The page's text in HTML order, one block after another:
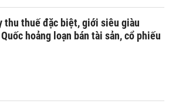
thu thuế đặc biệt, giới siêu giàu
hoảng loạn bán tài sản, cổ phiếu